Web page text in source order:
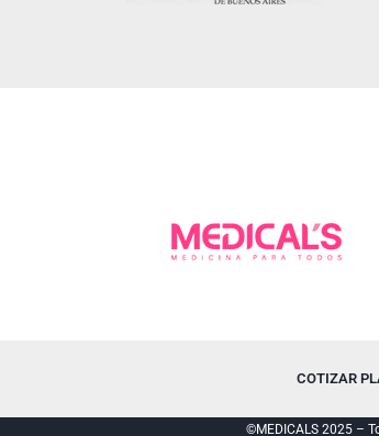
COTIZAR
©MEDICALS 2025 –